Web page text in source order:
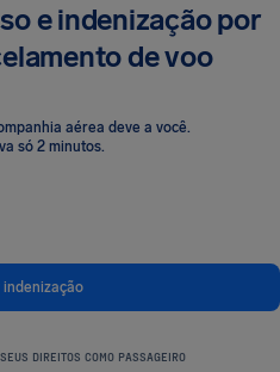
e indenização por
de voo
aérea deve a você.
só 2 minutos.
DIREITOS COMO PASSAGEIRO